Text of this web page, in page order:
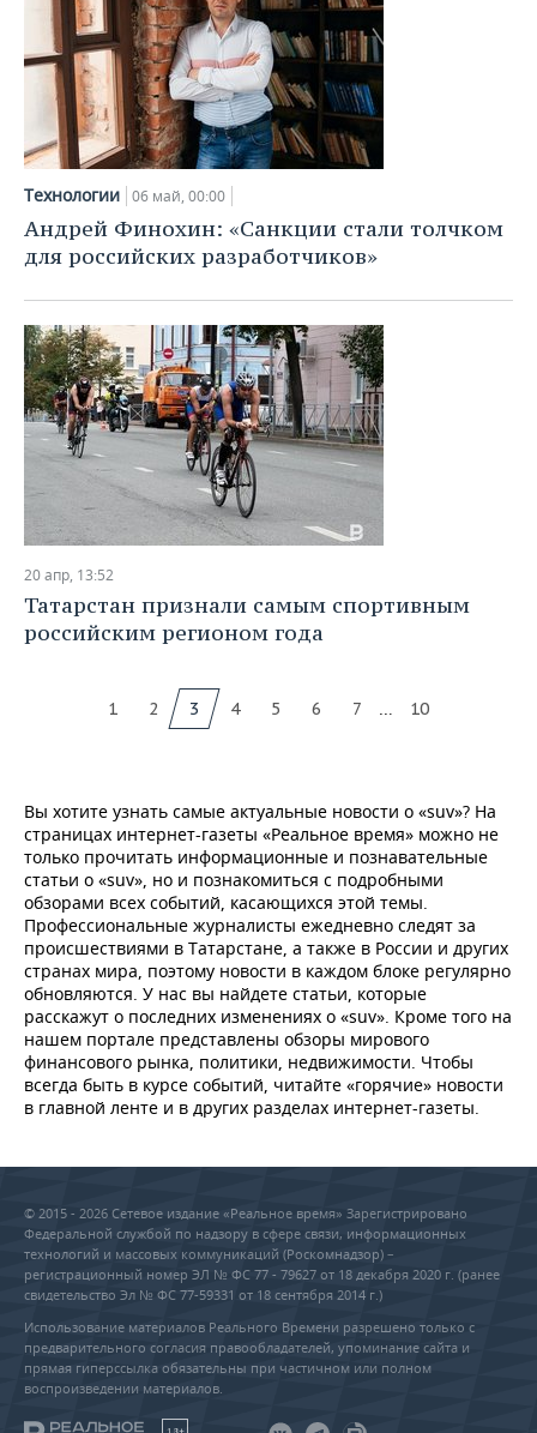
Технологии 06 май, 00:00
Андрей Финохин: «Санкции стали толчком
для российских разработчиков»
20 апр, 13:52
Татарстан признали самым спортивным
российским регионом года
1 2 3 4 5 6 7 ... 10
Вы хотите узнать самые актуальные новости о «suv»? На
страницах интернет-газеты «Реальное время» можно не
только прочитать информационные и познавательные
статьи о «suv», но и познакомиться с подробными
обзорами всех событий, касающихся этой темы.
Профессиональные журналисты ежедневно следят за
происшествиями в Татарстане, а также в России и других
странах мира, поэтому новости в каждом блоке регулярно
обновляются. У нас вы найдете статьи, которые
расскажут о последних изменениях о «suv». Кроме того на
нашем портале представлены обзоры мирового
финансового рынка, политики, недвижимости. Чтобы
всегда быть в курсе событий, читайте «горячие» новости
в главной ленте и в других разделах интернет-газеты.
© 2015 - 2026 Сетевое издание «Реальное время» Зарегистрировано
Федеральной службой по надзору в сфере связи, информационных
технологий и массовых коммуникаций (Роскомнадзор) –
регистрационный номер ЭЛ № ФС 77 - 79627 от 18 декабря 2020 г. (ранее
свидетельство Эл № ФС 77-59331 от 18 сентября 2014 г.)
Использование материалов Реального Времени разрешено только с
предварительного согласия правообладателей, упоминание сайта и
прямая гиперссылка обязательны при частичном или полном
воспроизведении материалов.
18+